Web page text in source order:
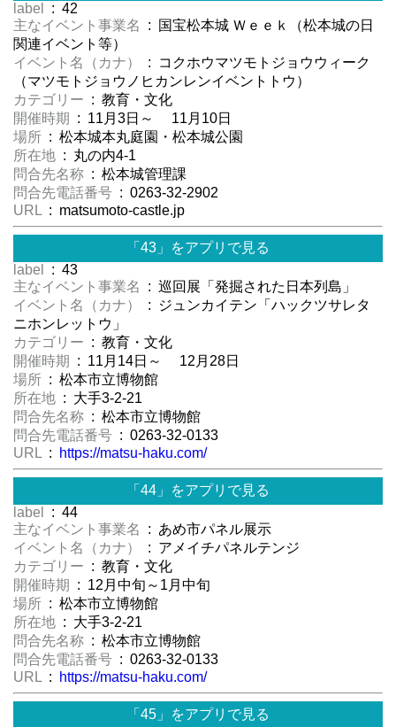
label
: 42
主なイベント事業名
: 国宝松本城 Ｗｅｅｋ（松本城の日
関連イベント等）
イベント名（カナ）
: コクホウマツモトジョウウィーク
（マツモトジョウノヒカンレンイベントトウ）
カテゴリー : 教育・文化
開催時期
: 11月3日～ 11月10日
場所 : 松本城本丸庭園・松本城公園
所在地 : 丸の内4-1
問合先名称 : 松本城管理課
問合先電話番号 : 0263-32-2902
URL : matsumoto-castle.jp
「43」をアプリで見る
label
: 43
主なイベント事業名
: 巡回展「発掘された日本列島」
イベント名（カナ）
: ジュンカイテン「ハックツサレタ
ニホンレットウ」
カテゴリー : 教育・文化
開催時期
: 11月14日～ 12月28日
場所 : 松本市立博物館
所在地 : 大手3-2-21
問合先名称 : 松本市立博物館
問合先電話番号 : 0263-32-0133
URL : https://matsu-haku.com/
「44」をアプリで見る
label
: 44
主なイベント事業名
: あめ市パネル展示
イベント名（カナ）
: アメイチパネルテンジ
カテゴリー : 教育・文化
開催時期
: 12月中旬～1月中旬
場所 : 松本市立博物館
所在地 : 大手3-2-21
問合先名称 : 松本市立博物館
問合先電話番号 : 0263-32-0133
URL : https://matsu-haku.com/
「45」をアプリで見る